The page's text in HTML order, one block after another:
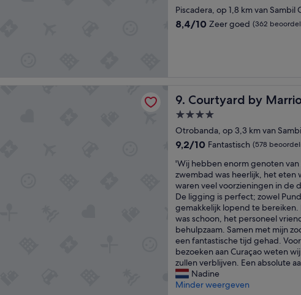
u
r
a
t
e
t
e
n
h
e
t
b
u
f
f
e
t
i
s
.
'
e
c
p
r
b
l
e
m
m
a
a
r
i
s
g
e
w
e
o
n
s
v
i
e
w
o
u
l
d
b
e
a
g
r
e
sterrenaccommodatie
Piscadera, op 1,8 km van Sambil
8.4
8,4/10 Zeer goed (362
9. Courtyard by
Courtyard by Marriott
4.0-
sterrenaccommodatie
Otrobanda, op 3,3 km van
9.2
10,
Fantastisch,
(578
beoordelingen)
9,2/10 Fantastisch (578
'
W
i
j
h
e
b
b
e
n
e
n
'Wij hebben enorm genoten
zwembad was heerlijk, het eten
waren veel voorzieningen in de
De ligging is perfect; zowel
gemakkelijk lopend te bereiken.
was schoon, het personeel
behulpzaam. Samen met mijn
een fantastische tijd gehad.
bezoeken aan Curaçao weten
zullen verblijven. Een absolute
Nadine
Minder weergeven